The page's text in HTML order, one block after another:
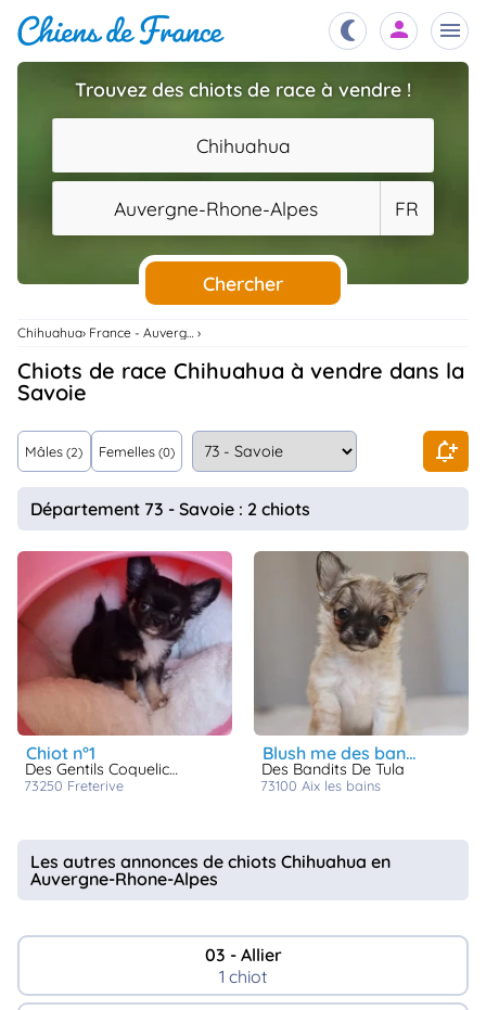
Chiots
Éleveurs
Étalons
Chiens
Services
..
Assurances
Connexion
Trouvez des chiots de race à vendre !
Chihuahua
Auvergne-Rhone-Alpes FR
Chercher
Chihuahua France - Auvergne-Rhone-Alpes
Chiots de race Chihuahua à vendre dans la
Savoie
Mâles (2) Femelles (0)
Département 73 - Savoie : 2 chiots
chiot n°1
Des Gentils Coquelicots
73250 freterive
blush me des bandits de tula
Des Bandits De Tula
73100 aix les bains
Les autres annonces de chiots Chihuahua en
Auvergne-Rhone-Alpes
03 - Allier
1 chiot